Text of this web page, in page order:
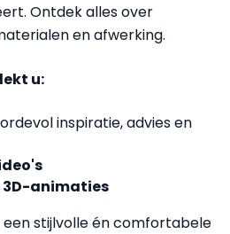
Ontdek alles over
en afwerking.
u:
inspiratie, advies en
3D-animaties
stijlvolle én comfortabele